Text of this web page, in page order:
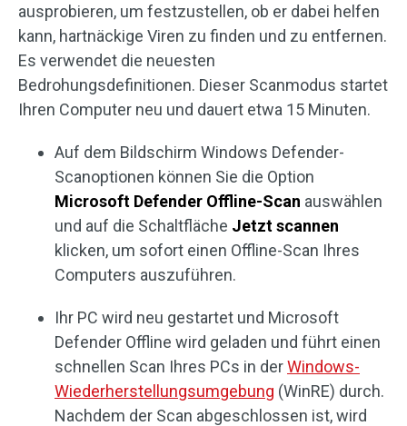
ausprobieren, um festzustellen, ob er dabei helfen
kann, hartnäckige Viren zu finden und zu entfernen.
Es verwendet die neuesten
Bedrohungsdefinitionen. Dieser Scanmodus startet
Ihren Computer neu und dauert etwa 15 Minuten.
Auf dem Bildschirm Windows Defender-
Scanoptionen können Sie die Option
Microsoft Defender Offline-Scan auswählen
und auf die Schaltfläche Jetzt scannen
klicken, um sofort einen Offline-Scan Ihres
Computers auszuführen.
Ihr PC wird neu gestartet und Microsoft
Defender Offline wird geladen und führt einen
schnellen Scan Ihres PCs in derWindows-
Wiederherstellungsumgebung (WinRE) durch.
Nachdem der Scan abgeschlossen ist, wird